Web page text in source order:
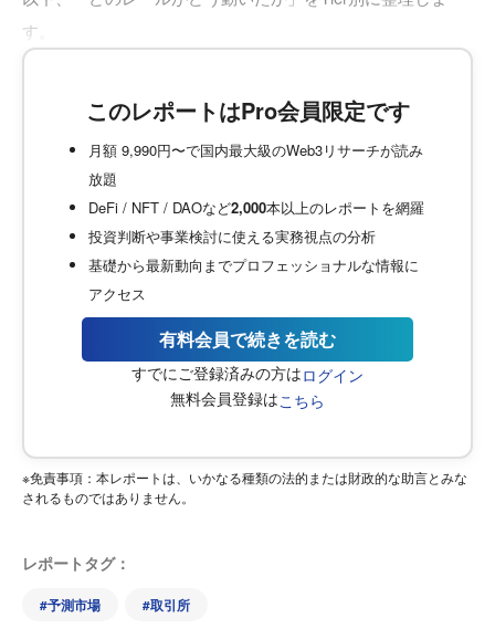
す。
このレポートはPro会員限定です
月額 9,990円〜で国内最大級のWeb3リサーチが読み
放題
DeFi / NFT / DAOなど2,000本以上のレポートを網羅
投資判断や事業検討に使える実務視点の分析
基礎から最新動向までプロフェッショナルな情報に
アクセス
有料会員で続きを読む
すでにご登録済みの方はログイン
無料会員登録はこちら
※免責事項：本レポートは、いかなる種類の法的または財政的な助言とみな
されるものではありません。
レポートタグ：
#予測市場 #取引所